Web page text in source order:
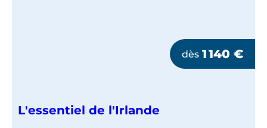
dès 1 140 €
L'essentiel de l'Irlande